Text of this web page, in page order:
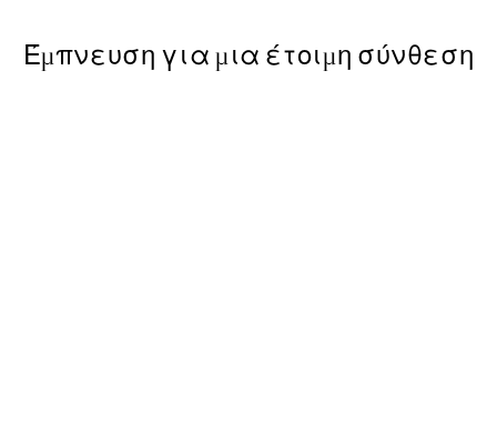
Έμπνευση για μια έτοιμη σύνθεση